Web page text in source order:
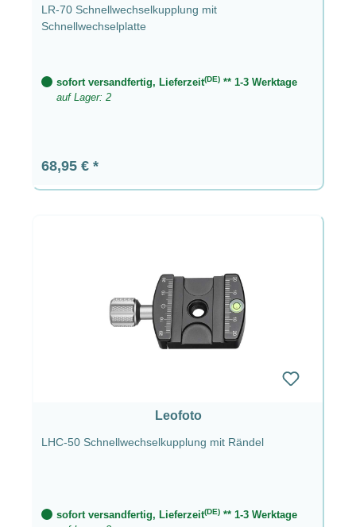
LR-70 Schnellwechselkupplung mit
Schnellwechselplatte
sofort versandfertig, Lieferzeit(DE) ** 1-3 Werktage
auf Lager: 2
Regulärer Preis:
68,95 €
Leofoto
LHC-50 Schnellwechselkupplung mit Rändel
sofort versandfertig, Lieferzeit(DE) ** 1-3 Werktage